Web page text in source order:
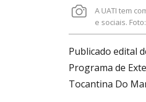
A UATI tem
e sociais.
Publicado edital
Programa de
Tocantina Do